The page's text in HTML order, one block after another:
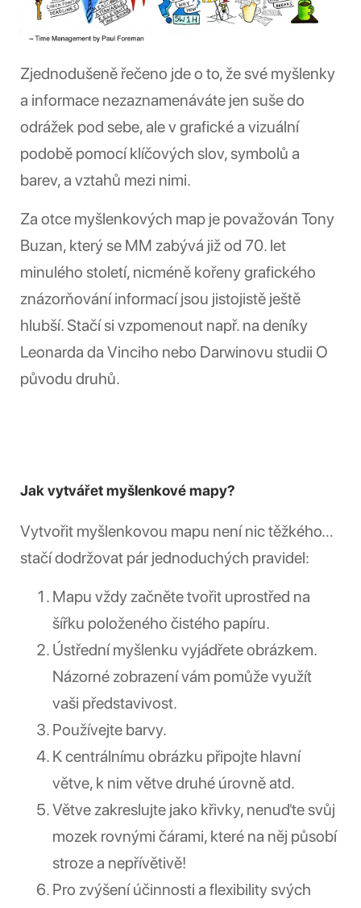
Zjednodušeně řečeno jde o to, že své myšlenky
a informace nezaznamenáváte jen suše do
odrážek pod sebe, ale v grafické a vizuální
podobě pomocí klíčových slov, symbolů a
barev, a vztahů mezi nimi.
Za otce myšlenkových map je považován Tony
Buzan, který se MM zabývá již od 70. let
minulého století, nicméně kořeny grafického
znázorňování informací jsou jistojistě ještě
hlubší. Stačí si vzpomenout např. na deníky
Leonarda da Vinciho nebo Darwinovu studii O
původu druhů.
Jak vytvářet myšlenkové mapy?
Vytvořit myšlenkovou mapu není nic těžkého…
stačí dodržovat pár jednoduchých pravidel:
Mapu vždy začněte tvořit uprostřed na
šířku položeného čistého papíru.
Ústřední myšlenku vyjádřete obrázkem.
Názorné zobrazení vám pomůže využít
vaši představivost.
Používejte barvy.
K centrálnímu obrázku připojte hlavní
větve, k nim větve druhé úrovně atd.
Větve zakreslujte jako křivky, nenuďte svůj
mozek rovnými čárami, které na něj působí
stroze a nepřívětivě!
Pro zvýšení účinnosti a flexibility svých